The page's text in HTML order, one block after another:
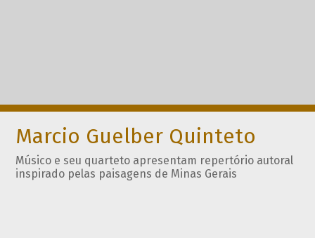
Marcio Guelber Quinteto
Músico e seu quarteto apresentam repertório autoral
inspirado pelas paisagens de Minas Gerais